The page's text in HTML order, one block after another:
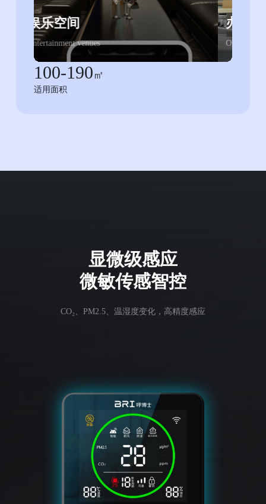
办公场景
Office scenario
100-190 ㎡
适用面积
显微级感应
微敏传感智控
CO₂、PM2.5、温湿度变化，高精度感应